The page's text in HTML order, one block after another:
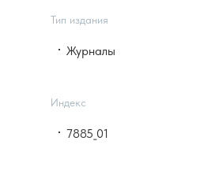
Тип издания
Журналы
Индекс
7885_01